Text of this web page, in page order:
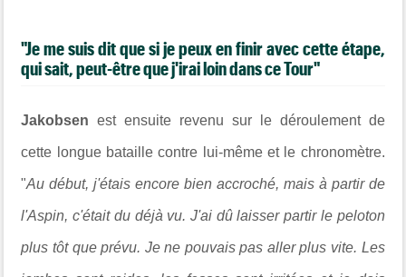
"Je me suis dit que si je peux en finir avec cette étape,
qui sait, peut-être que j'irai loin dans ce Tour"
Jakobsenest ensuite revenu sur le déroulement de
cette longue bataille contre lui-même et le chronomètre.
"Au début, j'étais encore bien accroché, mais à partir de
l'Aspin, c'était du déjà vu. J'ai dû laisser partir le peloton
plus tôt que prévu. Je ne pouvais pas aller plus vite. Les